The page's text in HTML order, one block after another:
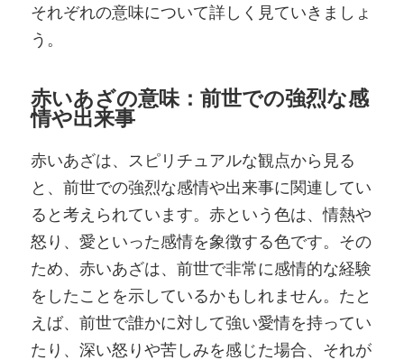
それぞれの意味について詳しく見ていきましょ
う。
赤いあざの意味：前世での強烈な感
情や出来事
赤いあざは、スピリチュアルな観点から見る
と、前世での強烈な感情や出来事に関連してい
ると考えられています。赤という色は、情熱や
怒り、愛といった感情を象徴する色です。その
ため、赤いあざは、前世で非常に感情的な経験
をしたことを示しているかもしれません。たと
えば、前世で誰かに対して強い愛情を持ってい
たり、深い怒りや苦しみを感じた場合、それが